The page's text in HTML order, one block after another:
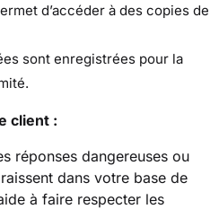
d’accéder à des copies de
sont enregistrées pour la
client :
réponses dangereuses ou
dans votre base de
à faire respecter les